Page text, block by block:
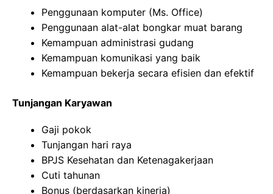
Penggunaan komputer (Ms. Office)
Penggunaan alat-alat bongkar muat barang
Kemampuan administrasi gudang
Kemampuan komunikasi yang baik
Kemampuan bekerja secara efisien dan efektif
Tunjangan Karyawan
Gaji pokok
Tunjangan hari raya
BPJS Kesehatan dan Ketenagakerjaan
Cuti tahunan
Bonus (berdasarkan kinerja)